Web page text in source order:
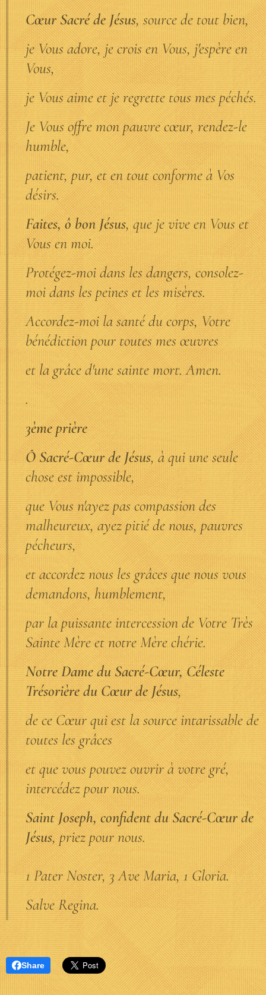
Cœur Sacré de Jésus, source de tout bien,
je Vous adore, je crois en Vous, j'espère en
Vous,
je Vous aime et je regrette tous mes péchés.
Je Vous offre mon pauvre cœur, rendez-le
humble,
patient, pur, et en tout conforme à Vos
désirs.
Faites, ô bon Jésus, que je vive en Vous et
Vous en moi.
Protégez-moi dans les dangers, consolez-
moi dans les peines et les misères.
Accordez-moi la santé du corps, Votre
bénédiction pour toutes mes œuvres
et la grâce d'une sainte mort. Amen.
.
3ème prière
Ô Sacré-Cœur de Jésus, à qui une seule
chose est impossible,
que Vous n'ayez pas compassion des
malheureux, ayez pitié de nous, pauvres
pécheurs,
et accordez nous les grâces que nous vous
demandons, humblement,
par la puissante intercession de Votre Très
Sainte Mère et notre Mère chérie.
Notre Dame du Sacré-Cœur, Céleste
Trésorière du Cœur de Jésus,
de ce Cœur qui est la source intarissable de
toutes les grâces
et que vous pouvez ouvrir à votre gré,
intercédez pour nous.
Saint Joseph, confident du Sacré-Cœur de
Jésus, priez pour nous.
1 Pater Noster, 3 Ave Maria, 1 Gloria.
Salve Regina.
Share